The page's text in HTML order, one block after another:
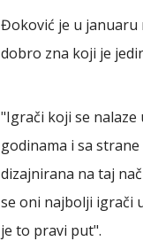
Đoković je u januaru
dobro zna koji je
"Igrači koji se
godinama i sa
dizajnirana na taj
se oni najbolji igrači
je to pravi put".